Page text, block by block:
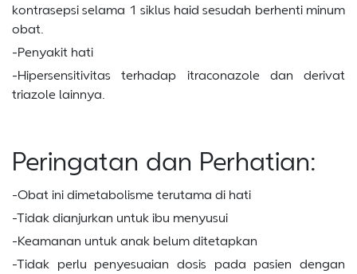
kontrasepsi selama 1 siklus haid sesudah berhenti minum
obat.
-Penyakit hati
-Hipersensitivitas terhadap itraconazole dan derivat
triazole lainnya.
Peringatan dan Perhatian:
-Obat ini dimetabolisme terutama di hati
-Tidak dianjurkan untuk ibu menyusui
-Keamanan untuk anak belum ditetapkan
-Tidak perlu penyesuaian dosis pada pasien dengan